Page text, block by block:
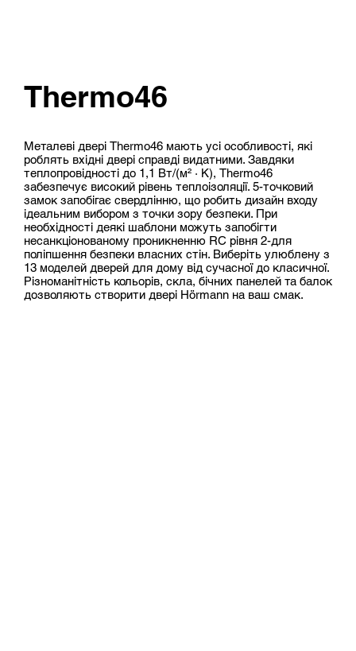
Thermo46
Металеві двері Thermo46 мають усі особливості, які
роблять вхідні двері справді видатними. Завдяки
теплопровідності до 1,1 Вт/(м² · К), Thermo46
забезпечує високий рівень теплоізоляції. 5-точковий
замок запобігає свердлінню, що робить дизайн входу
ідеальним вибором з точки зору безпеки. При
необхідності деякі шаблони можуть запобігти
несанкціонованому проникненню RC рівня 2-для
поліпшення безпеки власних стін. Виберіть улюблену з
13 моделей дверей для дому від сучасної до класичної.
Різноманітність кольорів, скла, бічних панелей та балок
дозволяють створити двері Hörmann на ваш смак.